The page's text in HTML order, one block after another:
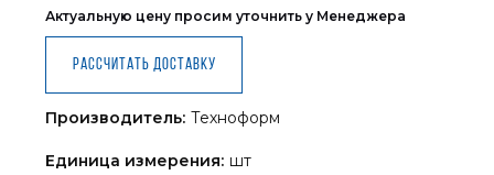
Актуальную цену просим уточнить у Менеджера
Рассчитать доставку
Производитель: Техноформ
Единица измерения: шт